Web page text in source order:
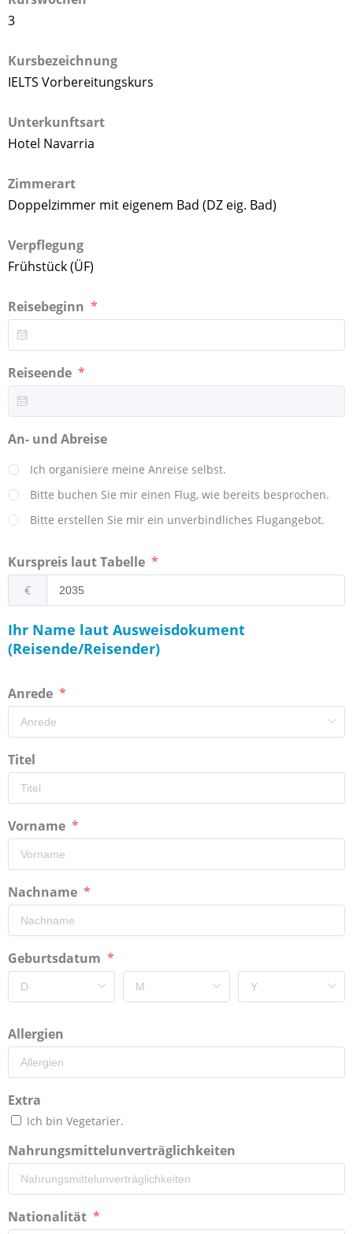
3
Kursbezeichnung
IELTS Vorbereitungskurs
Unterkunftsart
Hotel Navarria
Zimmerart
Doppelzimmer mit eigenem Bad (DZ eig. Bad)
Verpflegung
Frühstück (ÜF)
Reisebeginn
Reiseende
An- und Abreise
Ich organisiere meine Anreise selbst.
Bitte buchen Sie mir einen Flug, wie bereits besprochen.
Bitte erstellen Sie mir ein unverbindliches Flugangebot.
Kurspreis laut Tabelle
€
Ihr Name laut Ausweisdokument
(Reisende/Reisender)
Anrede
Titel
Vorname
Nachname
Geburtsdatum
Allergien
Extra
Ich bin Vegetarier.
Nahrungsmittelunverträglichkeiten
Nationalität